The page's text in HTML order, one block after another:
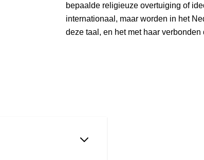
bepaalde religieuze overtuiging of
internationaal, maar worden in het
deze taal, en het met haar